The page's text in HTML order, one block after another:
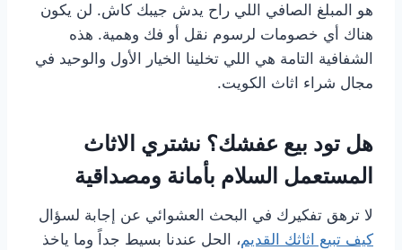
هو المبلغ الصافي اللي راح يدش جيبك كاش. لن يكون
هناك أي خصومات لرسوم نقل أو فك وهمية. هذه
الشفافية التامة هي اللي تخلينا الخيار الأول والوحيد في
مجال شراء اثاث الكويت.
هل تود بيع عفشك؟ نشتري الاثاث
المستعمل السلام بأمانة ومصداقية
لا ترهق تفكيرك في البحث العشوائي عن إجابة لسؤال
كيف تبيع اثاثك القديم، الحل عندنا بسيط جداً وما ياخذ